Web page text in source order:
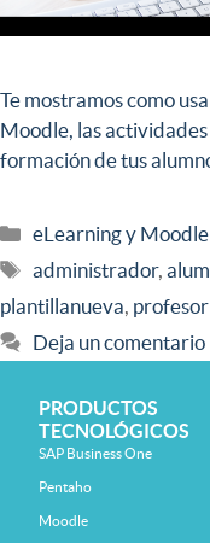
Te mostramos como
Moodle, las
formación de tus
eLearning y Moodle
administrador,
plantillanueva, profesor
Deja un comentario
PRODUCTOS
TECNOLÓGICOS
SAP Business One
Pentaho
Moodle